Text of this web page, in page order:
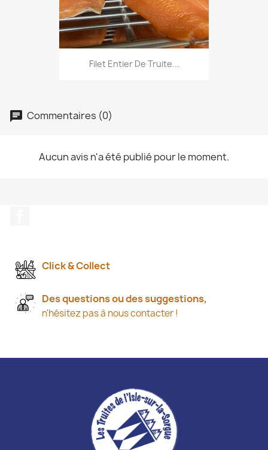
Filet Entier De Truite...
Commentaires (0)
Aucun avis n'a été publié pour le moment.
Click & Collect
Des questions ou des suggestions,
n'hésitez pas à nous contacter !